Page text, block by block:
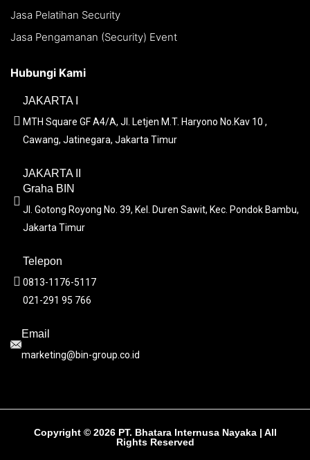
Jasa Pelatihan Security
Jasa Pengamanan (Security) Event
Hubungi Kami
JAKARTA I
MTH Square GF A4/A, Jl. Letjen M.T. Haryono No.Kav 10 ,
Cawang, Jatinegara, Jakarta Timur
JAKARTA II
Graha BIN
Jl. Gotong Royong No. 39, Kel. Duren Sawit, Kec. Pondok Bambu,
Jakarta Timur
Telepon
0813-1176-5117
021-291 95 766
Email
marketing@bin-group.co.id
Copyright © 2026 PT. Bhatara Internusa Nayaka | All
Rights Reserved